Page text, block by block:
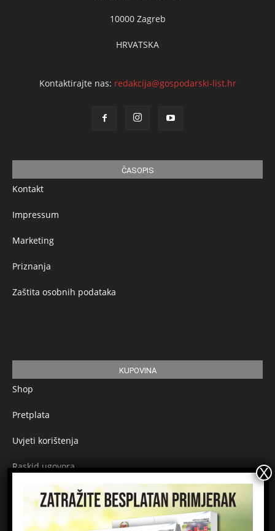
10000 Zagreb
HRVATSKA
Kontaktirajte nas: redakcija@gospodarski-list.hr
ČASOPIS
Kontakt
Impressum
Marketing
Priznanja
Zaštita osobnih podataka
KUPOVINA
Shop
Pretplata
Uvjeti korištenja
Raskid ugovora
Načini plaćanja
Sigurnost plaćanja